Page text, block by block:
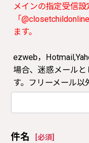
メインの指定受信
「
ます。
ezweb，
場合、迷惑メール
す。フリーメール以
件名 必須